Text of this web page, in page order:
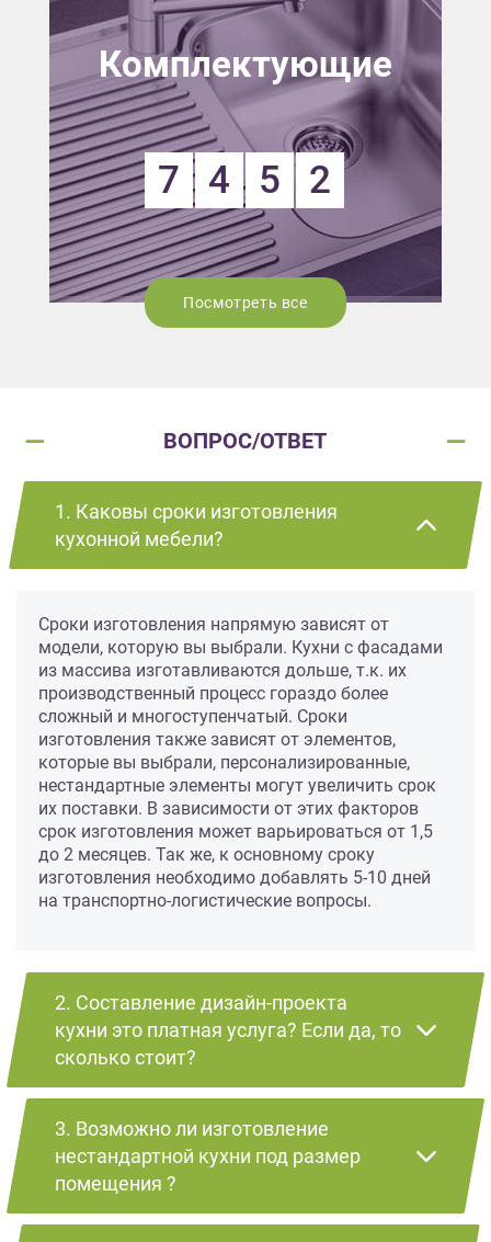
Комплектующие
7 4 5 2
Посмотреть все
ВОПРОС/ОТВЕТ
1. Каковы сроки изготовления
кухонной мебели?
Сроки изготовления напрямую зависят от
модели, которую вы выбрали. Кухни с фасадами
из массива изготавливаются дольше, т.к. их
производственный процесс гораздо более
сложный и многоступенчатый. Сроки
изготовления также зависят от элементов,
которые вы выбрали, персонализированные,
нестандартные элементы могут увеличить срок
их поставки. В зависимости от этих факторов
срок изготовления может варьироваться от 1,5
до 2 месяцев. Так же, к основному сроку
изготовления необходимо добавлять 5-10 дней
на транспортно-логистические вопросы.
2. Составление дизайн-проекта
кухни это платная услуга? Если да, то
сколько стоит?
3. Возможно ли изготовление
нестандартной кухни под размер
помещения ?